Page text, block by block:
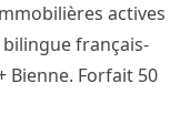
actives
français-
Bienne. Forfait 50